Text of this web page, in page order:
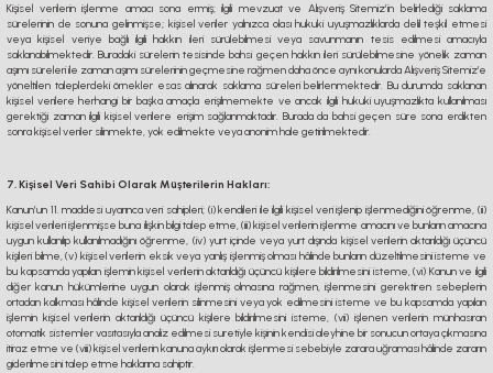
Kişisel verilerin işlenme amacı sona ermiş; ilgili mevzuat ve Alışveriş Sitemiz’in belirlediği saklama
sürelerinin de sonuna gelinmişse; kişisel veriler yalnızca olası hukuki uyuşmazlıklarda delil teşkil etmesi
veya kişisel veriye bağlı ilgili hakkın ileri sürülebilmesi veya savunmanın tesis edilmesi amacıyla
saklanabilmektedir. Buradaki sürelerin tesisinde bahsi geçen hakkın ileri sürülebilmesine yönelik zaman
aşımı süreleri ile zaman aşımı sürelerinin geçmesine rağmen daha önce aynı konularda Alışveriş Sitemiz’e
yöneltilen taleplerdeki örnekler esas alınarak saklama süreleri belirlenmektedir. Bu durumda saklanan
kişisel verilere herhangi bir başka amaçla erişilmemekte ve ancak ilgili hukuki uyuşmazlıkta kullanılması
gerektiği zaman ilgili kişisel verilere erişim sağlanmaktadır. Burada da bahsi geçen süre sona erdikten
sonra kişisel veriler silinmekte, yok edilmekte veya anonim hale getirilmektedir.
7. Kişisel Veri Sahibi Olarak Müşterilerin Hakları:
Kanun’un 11. maddesi uyarınca veri sahipleri; (i) kendileri ile ilgili kişisel veri işlenip işlenmediğini öğrenme, (ii)
kişisel verileri işlenmişse buna ilişkin bilgi talep etme, (iii) kişisel verilerin işlenme amacını ve bunların amacına
uygun kullanılıp kullanılmadığını öğrenme, (iv) yurt içinde veya yurt dışında kişisel verilerin aktarıldığı üçüncü
kişileri bilme, (v) kişisel verilerin eksik veya yanlış işlenmiş olması hâlinde bunların düzeltilmesini isteme ve
bu kapsamda yapılan işlemin kişisel verilerin aktarıldığı üçüncü kişilere bildirilmesini isteme, (vi) Kanun ve ilgili
diğer kanun hükümlerine uygun olarak işlenmiş olmasına rağmen, işlenmesini gerektiren sebeplerin
ortadan kalkması hâlinde kişisel verilerin silinmesini veya yok edilmesini isteme ve bu kapsamda yapılan
işlemin kişisel verilerin aktarıldığı üçüncü kişilere bildirilmesini isteme, (vii) işlenen verilerin münhasıran
otomatik sistemler vasıtasıyla analiz edilmesi suretiyle kişinin kendisi aleyhine bir sonucun ortaya çıkmasına
itiraz etme ve (viii) kişisel verilerin kanuna aykırı olarak işlenmesi sebebiyle zarara uğraması hâlinde zararın
giderilmesini talep etme haklarına sahiptir.